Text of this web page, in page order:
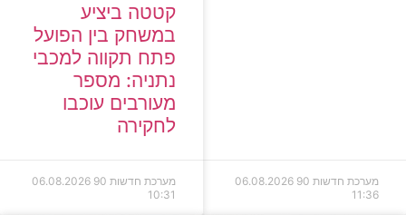
מערכת חדשות 90
06.08.2026
11:36
קטטה ביציע
במשחק בין הפועל
פתח תקווה למכבי
נתניה: מספר
מעורבים עוכבו
לחקירה
מערכת חדשות 90
06.08.2026
10:31